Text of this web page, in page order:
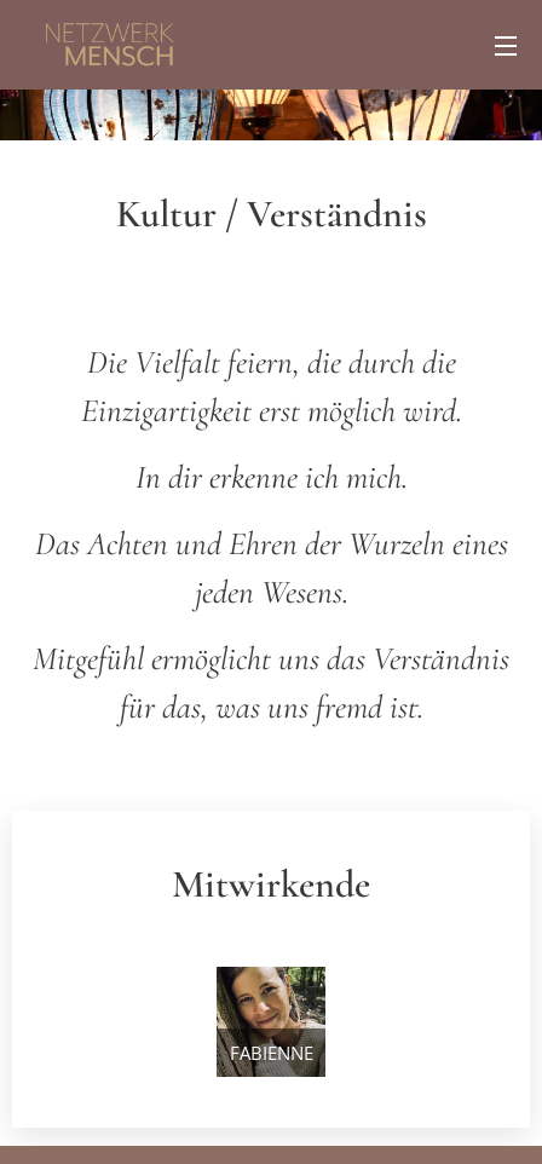
Kultur / Verständnis
Die Vielfalt feiern, die durch die
Einzigartigkeit erst möglich wird.
In dir erkenne ich mich.
Das Achten und Ehren der Wurzeln eines
jeden Wesens.
Mitgefühl ermöglicht uns das Verständnis
für das, was uns fremd ist.
Mitwirkende
FABIENNE